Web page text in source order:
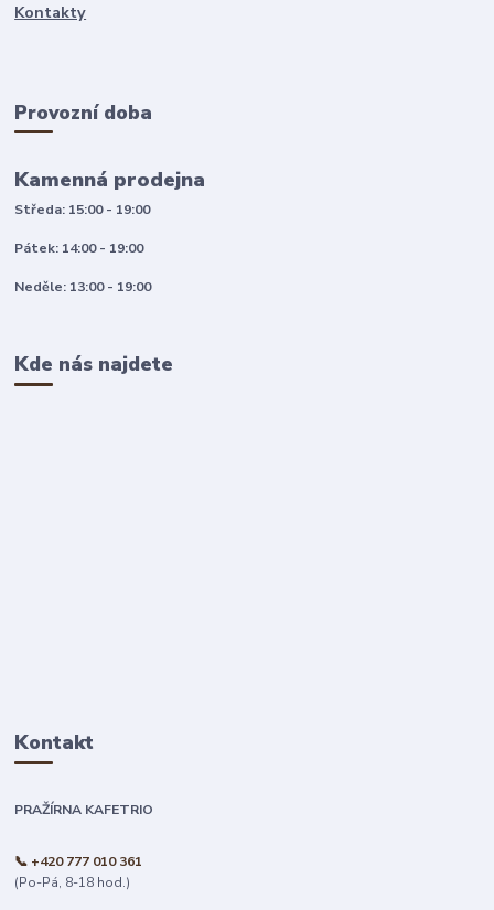
Kontakty
Provozní doba
Kamenná prodejna
Středa: 15:00 - 19:00
Pátek: 14:00 - 19:00
Neděle: 13:00 - 19:00
Kde nás najdete
Kontakt
PRAŽÍRNA KAFETRIO
📞 +420 777 010 361
(Po-Pá, 8-18 hod.)